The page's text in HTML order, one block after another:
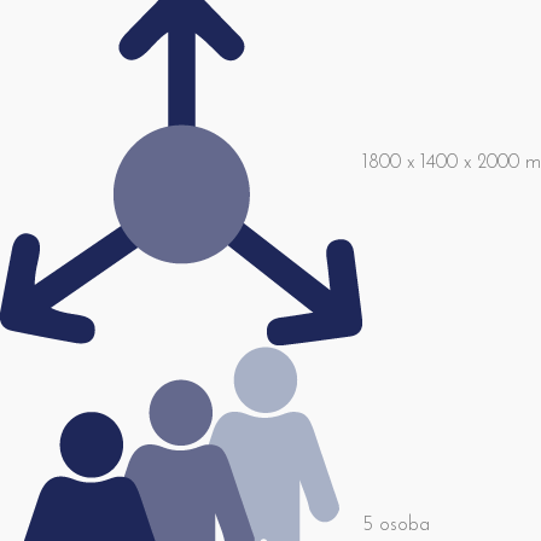
1800 x 1400 x 2000
5 osoba